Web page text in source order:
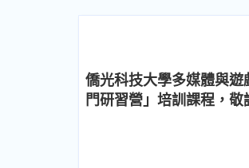
僑光科技大學多媒體與
門研習營」培訓課程，